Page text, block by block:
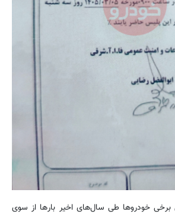
خودروها طی سال‌های اخیر بارها از سوی